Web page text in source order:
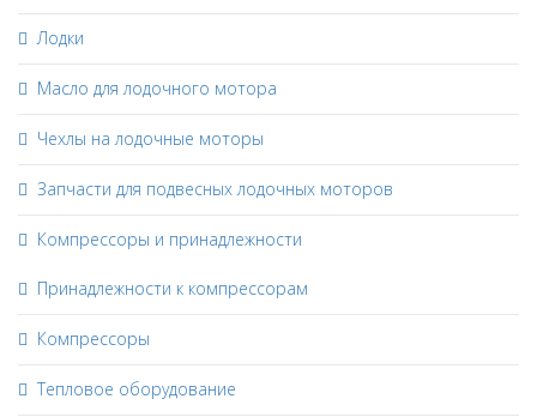
Лодки
Масло для лодочного мотора
Чехлы на лодочные моторы
Запчасти для подвесных лодочных моторов
Компрессоры и принадлежности
Принадлежности к компрессорам
Компрессоры
Тепловое оборудование